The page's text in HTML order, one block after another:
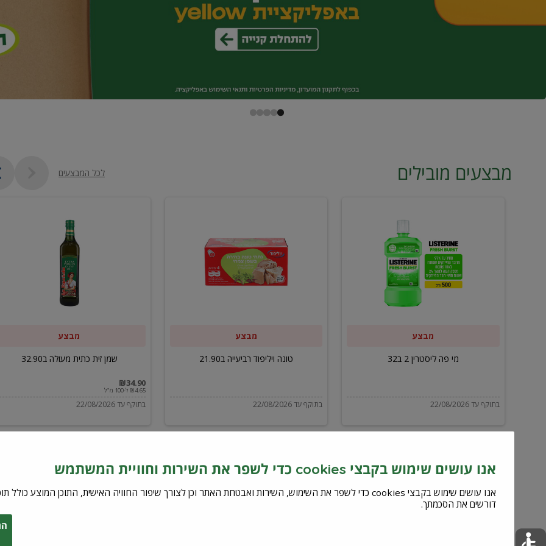
מבצעים מובילים לכל המבצעים
ליסטרין
מבצע
מי פה ליסטרין 2 ב32
בתוקף עד 22/08/2026
ויליפוד
רביעייה
מבצע
טונה ויליפוד רביעייה ב21.90
בתוקף עד 22/08/2026
מבצע
שמן זית כתית מעולה ב32.90
₪34.90
₪4.65 ל-100 מ"ל
בתוקף עד 22/08/2026
אנו עושים שימוש בקבצי cookies כדי לשפר את השירות וחוויית המשתמש
דורשים את הסכמתך.